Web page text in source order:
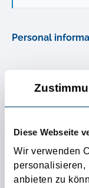
Diese Webseite
Wir verwenden
personalisieren,
anbieten zu
Personal
Name
Street
ZIP